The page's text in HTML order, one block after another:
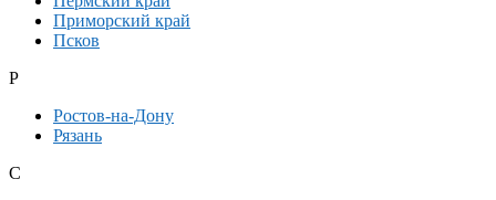
Приморский край
Псков
Р
Ростов-на-Дону
Рязань
С